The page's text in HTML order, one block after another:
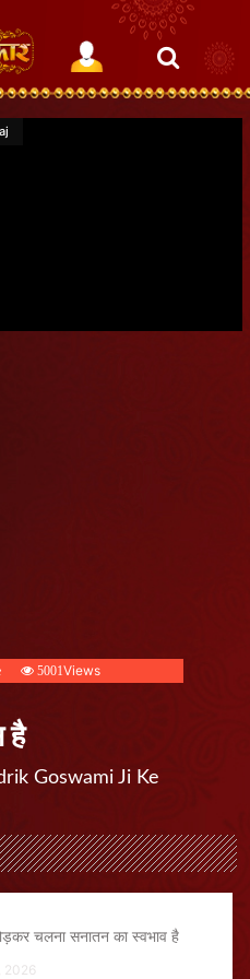
5001 Views
है
Goswami Ji Ke
चलना सनातन का स्वभाव है
2026